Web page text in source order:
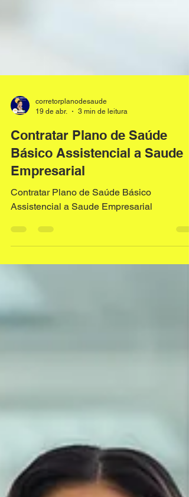
corretorplanodesaude
19 de abr.
3 min de leitura
Contratar Plano de Saúde
Básico Assistencial a Saude
Empresarial
Contratar Plano de Saúde Básico
Assistencial a Saude Empresarial